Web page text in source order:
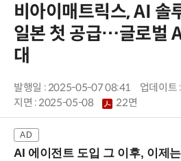
비아이매트릭스, AI
일본 첫 공급…글로벌
대
발행일 : 2025-05-07 08:41
업데이
지면 :2025-05-08 22면
AI 에이전트 도입 그 이후, 이제는